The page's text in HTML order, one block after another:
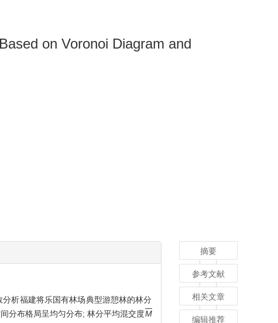
on Voronoi Diagram and
析福建将乐国有林场典型游憩林的林分
分布格局呈均匀分布; 林分平均混交度M
摘要
参考文献
相关文章
编辑推荐